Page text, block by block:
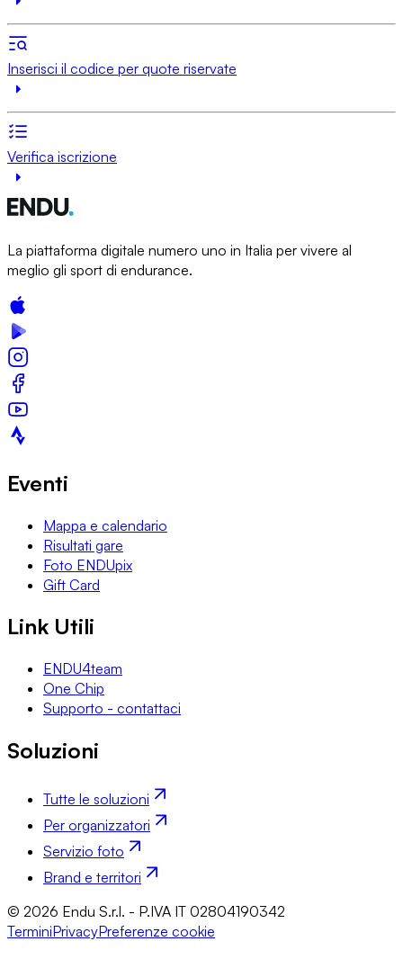
Inserisci il codice per quote riservate
Verifica iscrizione
La piattaforma digitale numero uno in Italia per vivere al
meglio gli sport di endurance.
Eventi
Mappa e calendario
Risultati gare
Foto ENDUpix
Gift Card
Link Utili
ENDU4team
One Chip
Supporto - contattaci
Soluzioni
Tutte le soluzioni
Per organizzatori
Servizio foto
Brand e territori
© 2026 Endu S.r.l. - P.IVA IT 02804190342
TerminiPrivacyPreferenze cookie